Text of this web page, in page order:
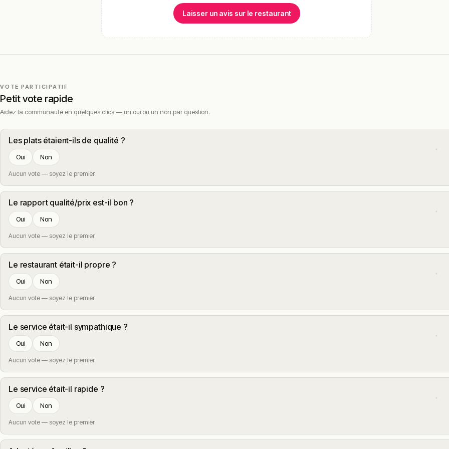
Laisser un avis sur le restaurant
VOTE PARTICIPATIF
Petit vote rapide
Aidez la communauté en quelques clics — un oui ou un non par question.
Les plats étaient-ils de qualité ?
Oui Non
Aucun vote — soyez le premier
Le rapport qualité/prix est-il bon ?
Oui Non
Aucun vote — soyez le premier
Le restaurant était-il propre ?
Oui Non
Aucun vote — soyez le premier
Le service était-il sympathique ?
Oui Non
Aucun vote — soyez le premier
Le service était-il rapide ?
Oui Non
Aucun vote — soyez le premier